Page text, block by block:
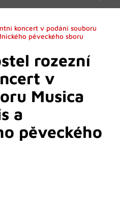
koncert v podání souboru
pěveckého sboru
rozezní
v
Musica
a
pěveckého